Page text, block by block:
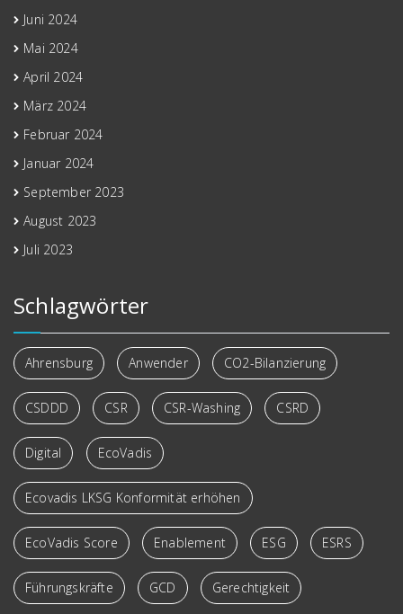
Juni 2024
Mai 2024
April 2024
März 2024
Februar 2024
Januar 2024
September 2023
August 2023
Juli 2023
Schlagwörter
Ahrensburg Anwender CO2-Bilanzierung
CSDDD CSR CSR-Washing CSRD
Digital EcoVadis
Ecovadis LKSG Konformität erhöhen
EcoVadis Score Enablement ESG ESRS
Führungskräfte GCD Gerechtigkeit